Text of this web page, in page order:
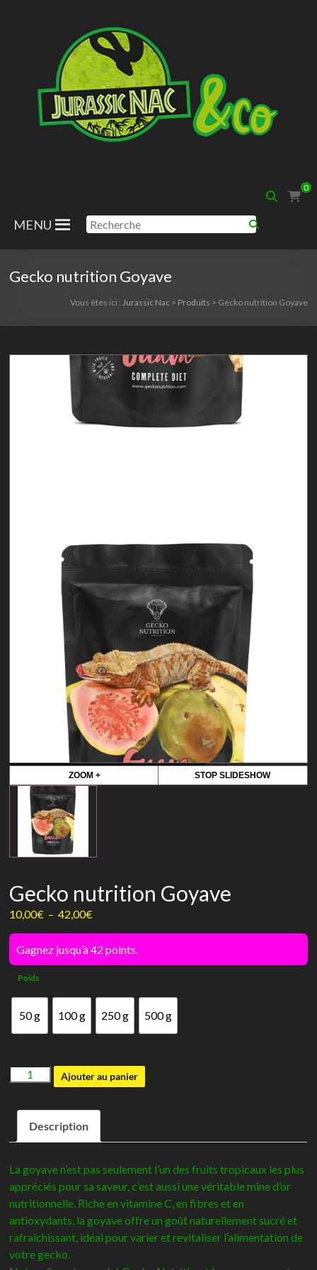
Nac
0
MENU
Gecko nutrition Goyave
Vous êtes ici : Jurassic Nac> Produits > Gecko nutrition Goyave
ZOOM + STOP SLIDESHOW
Gecko nutrition Goyave
10,00€ – 42,00€
de
prix :
10,00€
42,00€
Gagnez jusqu’à 42 points.
Poids
50 g 100 g 250 g 500 g
quantité
Gecko
nutrition
Goyave
Ajouter au panier
Description
La goyave n’est pas seulement l’un des fruits tropicaux les plus
appréciés pour sa saveur, c’est aussi une véritable mine d’or
nutritionnelle. Riche en vitamine C, en fibres et en
antioxydants, la goyave offre un goût naturellement sucré et
rafraîchissant, idéal pour varier et revitaliser l’alimentation de
votre gecko.